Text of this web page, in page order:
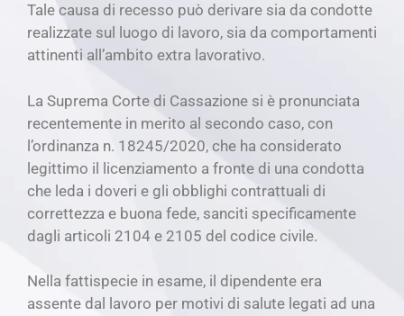
Tale causa di recesso può derivare sia da condotte
realizzate sul luogo di lavoro, sia da comportamenti
attinenti all’ambito extra lavorativo.
La Suprema Corte di Cassazione si è pronunciata
recentemente in merito al secondo caso, con
l’ordinanza n. 18245/2020, che ha considerato
legittimo il licenziamento a fronte di una condotta
che leda i doveri e gli obblighi contrattuali di
correttezza e buona fede, sanciti specificamente
dagli articoli 2104 e 2105 del codice civile.
Nella fattispecie in esame, il dipendente era
assente dal lavoro per motivi di salute legati ad una